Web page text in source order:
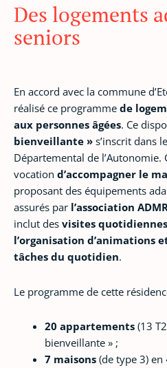
Des logements
seniors
En accord avec la commune
réalisé ce programme de
aux personnes âgées. Ce
bienveillante » s’inscrit dans
Départemental de
vocation d’accompagner le
proposant des équipements
assurés par l’association
inclut des visites
l’organisation d’animations
tâches du quotidien.
Le programme de cette
20 appartements (13
bienveillante » ;
7 maisons (de type 3)